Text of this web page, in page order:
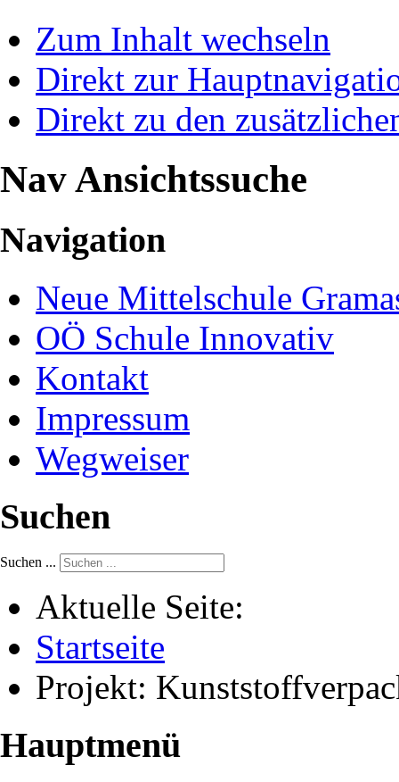
Zum Inhalt wechseln
Direkt zur
Direkt zu den
Nav Ansichtssuche
Navigation
Neue Mittelschule
OÖ Schule Innovativ
Kontakt
Impressum
Wegweiser
Suchen
Suchen ...
Aktuelle Seite:
Startseite
Projekt:
Hauptmenü